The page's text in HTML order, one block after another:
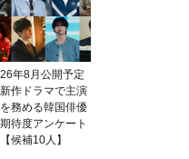
26年8月公開予定
新作ドラマで主演
を務める韓国俳優
期待度アンケート
【候補10人】